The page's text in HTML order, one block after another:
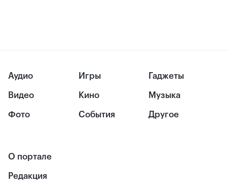
Аудио
Видео
Фото
Игры
Кино
События
Гаджеты
Музыка
Другое
О портале
Редакция